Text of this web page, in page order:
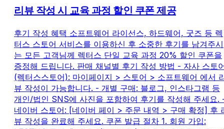
리뷰 작성 시 교육 과정 할인 쿠폰 제공
후기 작성 혜택 소프트웨어 라이선스, 하드웨어, 굿즈 등 렉
터스 스토어 서비스를 이용하신 후 소중한 후기를 남겨주시
는 모든 고객님께 렉터스 단일 교육 과정 20% 할인 쿠폰을
증정해 드립니다. 판매 채널별 후기 작성 방법 - 자사 스토
(렉터스스토어): 마이페이지 > 스토어 > 소프트웨어 에서
뷰 작성이 가능합니다. - 개별 구매: 블로그, 인스타그램 등
개인/법인 SNS에 사진을 포함하여 후기를 작성해 주세요.
네이버 스토어: [네이버 페이 > 주문 내역 > 구매 확정] 후
뷰 작성을 완료해 주세요. 쿠폰 발급 절차 1. 회원 가입: